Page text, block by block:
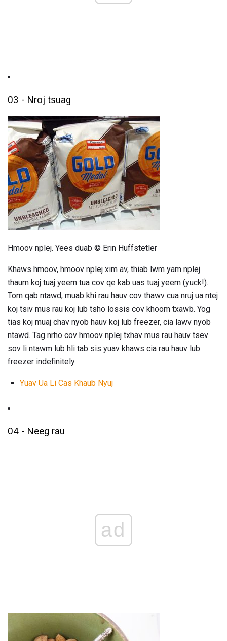
03 - Nroj tsuag
Hmoov nplej. Yees duab © Erin Huffstetler
Khaws hmoov, hmoov nplej xim av, thiab lwm yam nplej
thaum koj tuaj yeem tua cov qe kab uas tuaj yeem (yuck!).
Tom qab ntawd, muab khi rau hauv cov thawv cua nruj ua ntej
koj tsiv mus rau koj lub tsho lossis cov khoom txawb. Yog
tias koj muaj chav nyob hauv koj lub freezer, cia lawv nyob
ntawd. Tag nrho cov hmoov nplej txhav mus rau hauv tsev
sov li ntawm lub hli tab sis yuav khaws cia rau hauv lub
freezer indefinitely.
Yuav Ua Li Cas Khaub Nyuj
04 - Neeg rau
ad